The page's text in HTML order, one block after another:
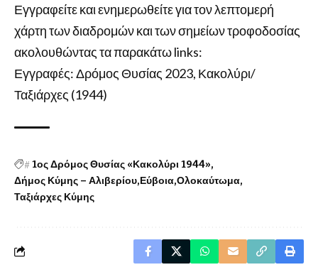
Εγγραφείτε και ενημερωθείτε για τον λεπτομερή
χάρτη των διαδρομών και των σημείων τροφοδοσίας
ακολουθώντας τα παρακάτω links:
Εγγραφές:Δρόμος Θυσίας 2023, Κακολύρι/
Ταξιάρχες (1944)
#1ος Δρόμος Θυσίας «Κακολύρι 1944»
Δήμος Κύμης – Αλιβερίου Εύβοια Ολοκαύτωμα
Ταξιάρχες Κύμης